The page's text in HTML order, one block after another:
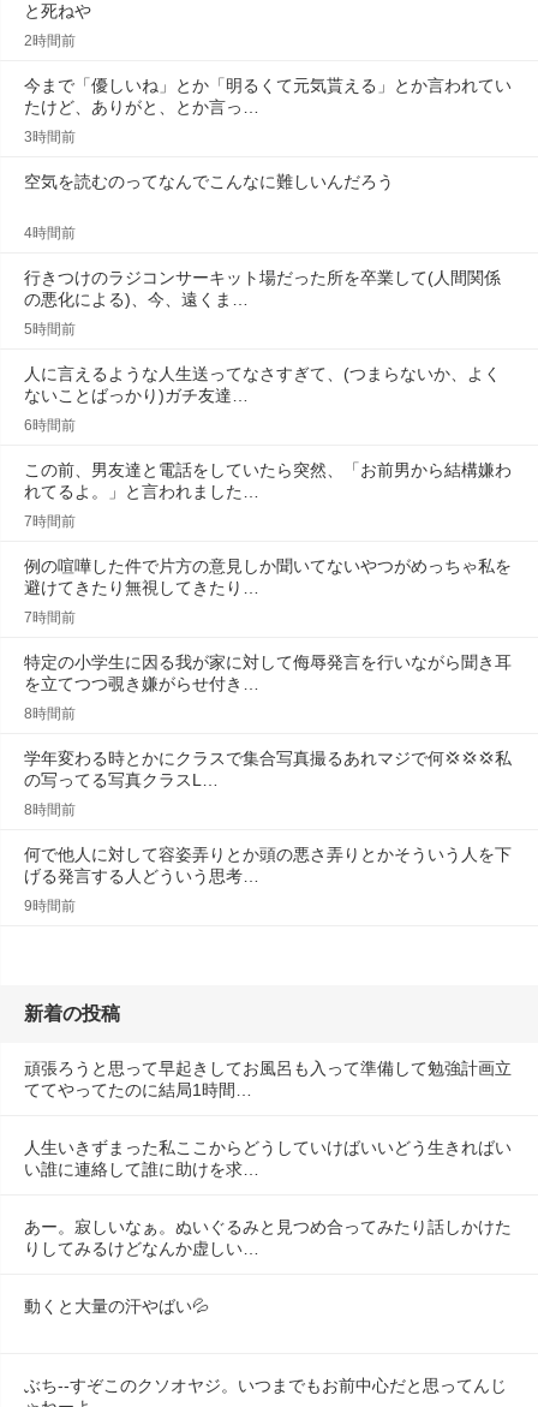
と死ねや
2時間前
今まで「優しいね」とか「明るくて元気貰える」とか言われてい
たけど、ありがと、とか言っ…
3時間前
空気を読むのってなんでこんなに難しいんだろう
4時間前
行きつけのラジコンサーキット場だった所を卒業して(人間関係
の悪化による)、今、遠くま…
5時間前
人に言えるような人生送ってなさすぎて、(つまらないか、よく
ないことばっかり)ガチ友達…
6時間前
この前、男友達と電話をしていたら突然、「お前男から結構嫌わ
れてるよ。」と言われました…
7時間前
例の喧嘩した件で片方の意見しか聞いてないやつがめっちゃ私を
避けてきたり無視してきたり…
7時間前
特定の小学生に因る我が家に対して侮辱発言を行いながら聞き耳
を立てつつ覗き嫌がらせ付き…
8時間前
学年変わる時とかにクラスで集合写真撮るあれマジで何💢💢‪💢‪私
の写ってる写真クラスL…
8時間前
何で他人に対して容姿弄りとか頭の悪さ弄りとかそういう人を下
げる発言する人どういう思考…
9時間前
新着の投稿
頑張ろうと思って早起きしてお風呂も入って準備して勉強計画立
ててやってたのに結局1時間…
人生いきずまった私ここからどうしていけばいいどう生きればい
い誰に連絡して誰に助けを求…
あー。寂しいなぁ。ぬいぐるみと見つめ合ってみたり話しかけた
りしてみるけどなんか虚しい…
動くと大量の汗やばい💦
ぶち--すぞこのクソオヤジ。いつまでもお前中心だと思ってんじ